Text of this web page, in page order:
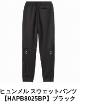
ヒュンメル スウェットパンツ
【HAPB8025BP】ブラック